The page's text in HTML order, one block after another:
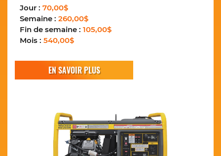
Jour : 70,00$
Semaine : 260,00$
Fin de semaine : 105,00$
Mois : 540,00$
EN SAVOIR PLUS